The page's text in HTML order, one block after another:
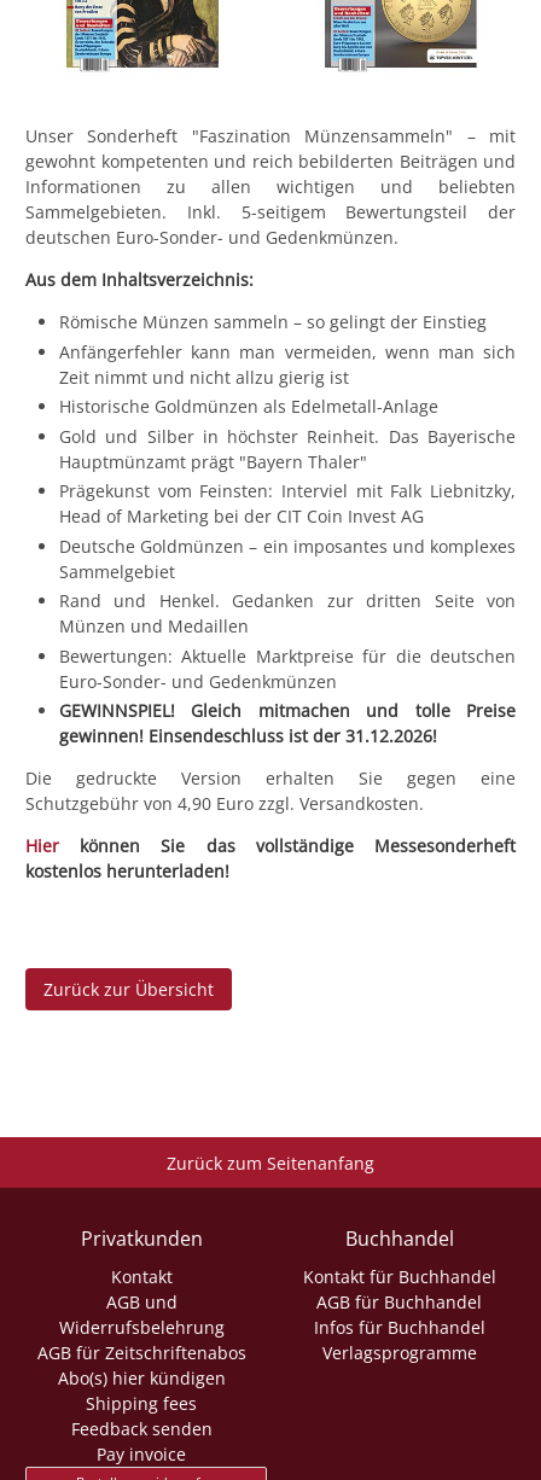
Unser Sonderheft "Faszination Münzensammeln" – mit
gewohnt kompetenten und reich bebilderten Beiträgen und
Informationen zu allen wichtigen und beliebten
Sammelgebieten. Inkl. 5-seitigem Bewertungsteil der
deutschen Euro-Sonder- und Gedenkmünzen.
Aus dem Inhaltsverzeichnis:
Römische Münzen sammeln – so gelingt der Einstieg
Anfängerfehler kann man vermeiden, wenn man sich
Zeit nimmt und nicht allzu gierig ist
Historische Goldmünzen als Edelmetall-Anlage
Gold und Silber in höchster Reinheit. Das Bayerische
Hauptmünzamt prägt "Bayern Thaler"
Prägekunst vom Feinsten: Interviel mit Falk Liebnitzky,
Head of Marketing bei der CIT Coin Invest AG
Deutsche Goldmünzen – ein imposantes und komplexes
Sammelgebiet
Rand und Henkel. Gedanken zur dritten Seite von
Münzen und Medaillen
Bewertungen: Aktuelle Marktpreise für die deutschen
Euro-Sonder- und Gedenkmünzen
GEWINNSPIEL! Gleich mitmachen und tolle Preise
gewinnen! Einsendeschluss ist der 31.12.2026!
Die gedruckte Version erhalten Sie gegen eine
Schutzgebühr von 4,90 Euro zzgl. Versandkosten.
Hier können Sie das vollständige Messesonderheft
kostenlos herunterladen!
Zurück zur Übersicht
Zurück zum Seitenanfang
Privatkunden
Kontakt
AGB und
Widerrufsbelehrung
AGB für Zeitschriftenabos
Abo(s) hier kündigen
Shipping fees
Feedback senden
Pay invoice
Buchhandel
Kontakt für Buchhandel
AGB für Buchhandel
Infos für Buchhandel
Verlagsprogramme